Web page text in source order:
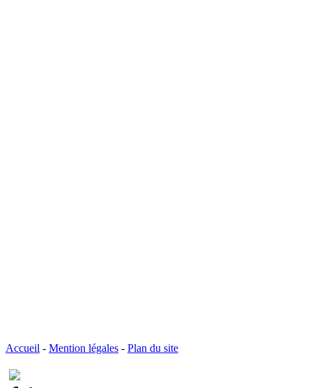
Accueil - Mention légales - Plan du site